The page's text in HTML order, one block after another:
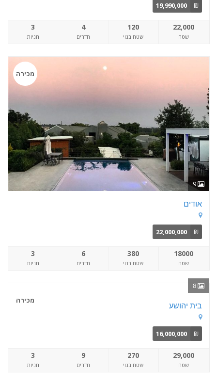
₪
19,990,000
22,000
שטח
120
שטח בנוי
4
חדרים
3
חניות
9
מכירה
אודים
₪
22,000,000
18000
שטח
380
שטח בנוי
6
חדרים
3
חניות
8
מכירה
בית יהושע
₪
16,000,000
29,000
שטח
270
שטח בנוי
9
חדרים
3
חניות